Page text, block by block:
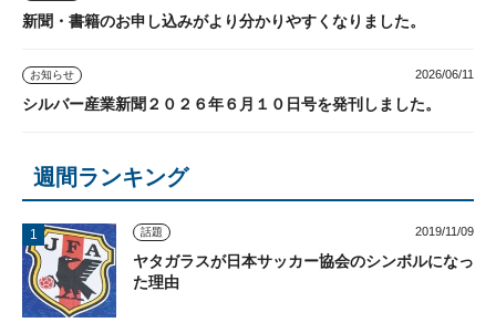
新聞・書籍のお申し込みがより分かりやすくなりました。
お知らせ 2026/06/11
シルバー産業新聞２０２６年６月１０日号を発刊しました。
週間ランキング
話題 2019/11/09
ヤタガラスが日本サッカー協会のシンボルになっ
た理由